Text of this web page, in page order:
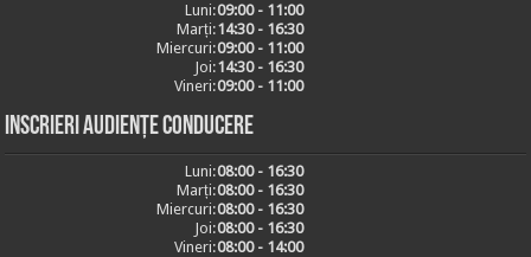
Luni:09:00 - 11:00
Marți:14:30 - 16:30
Miercuri:09:00 - 11:00
Joi:14:30 - 16:30
Vineri:09:00 - 11:00
Inscrieri audiențe conducere
Luni:08:00 - 16:30
Marți:08:00 - 16:30
Miercuri:08:00 - 16:30
Joi:08:00 - 16:30
Vineri:08:00 - 14:00